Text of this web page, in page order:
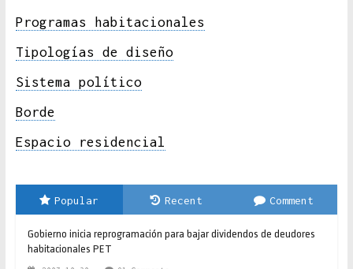
Programas habitacionales
Tipologías de diseño
Sistema político
Borde
Espacio residencial
Popular Recent Comment
Gobierno inicia reprogramación para bajar dividendos de deudores
habitacionales PET